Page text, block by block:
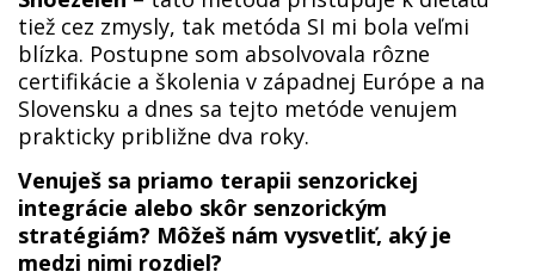
tiež cez zmysly, tak metóda SI mi bola veľmi
blízka. Postupne som absolvovala rôzne
certifikácie a školenia v západnej Európe a na
Slovensku a dnes sa tejto metóde venujem
prakticky približne dva roky.
Venuješ sa priamo terapii senzorickej
integrácie alebo skôr senzorickým
stratégiám? Môžeš nám vysvetliť, aký je
medzi nimi rozdiel?